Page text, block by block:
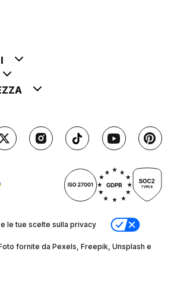
le tue scelte sulla privacy
fornite da Pexels, Freepik, Unsplash e